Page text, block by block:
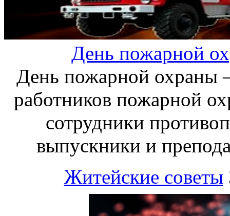
День пожарной
День пожарной охраны
работников пожарной
сотрудники
выпускники и
Житейские советы